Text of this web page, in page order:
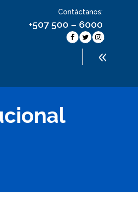
Contáctanos:
+507 500 – 6000